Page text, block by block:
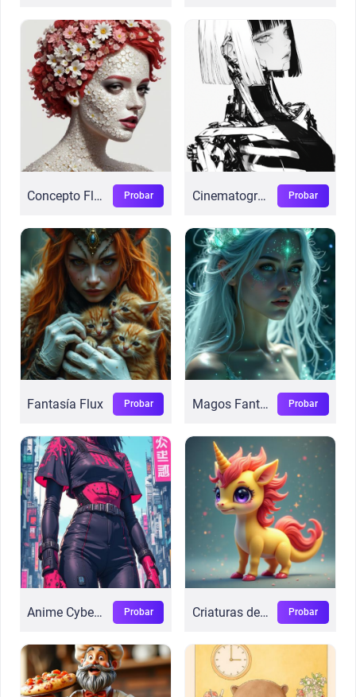
Concepto Floral Probar Cinematográfico Cyber Probar
Fantasía Flux Probar Magos Fantásticos Probar
Anime Cyberpunk Probar Criaturas de Fans Probar